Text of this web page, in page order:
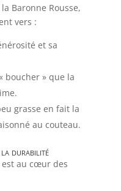
Baronne Rousse,
vers :
et sa
boucher » que la
grasse en fait la
au couteau.
durabilité
est au cœur des